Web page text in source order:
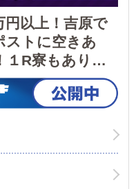
円以上！吉原で
トに空きあ
１R寮もありま